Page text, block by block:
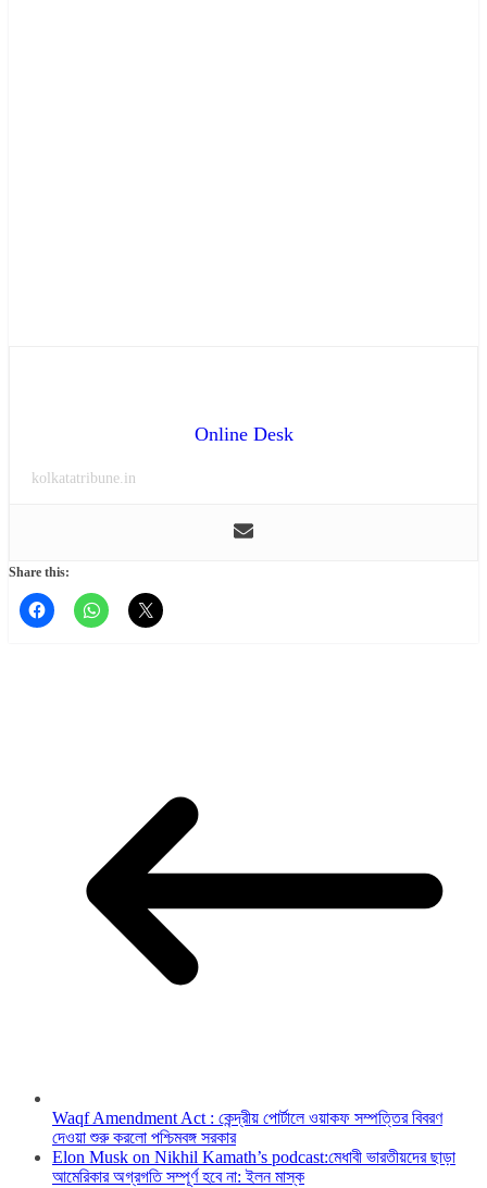
Online Desk
kolkatatribune.in
Share this:
Waqf Amendment Act : কেন্দ্রীয় পোর্টালে ওয়াকফ সম্পত্তির বিবরণ
দেওয়া শুরু করলো পশ্চিমবঙ্গ সরকার
Elon Musk on Nikhil Kamath’s podcast:মেধাবী ভারতীয়দের ছাড়া
আমেরিকার অগ্রগতি সম্পূর্ণ হবে না: ইলন মাস্ক